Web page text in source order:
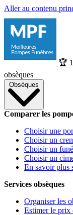
Aller au contenu
🏆 1
obsèques
Obsèques
Comparer les
Choisir une
Choisir un
Choisir un
Choisir un
En savoir plus
Services obsèques
Organiser les
Estimer le prix